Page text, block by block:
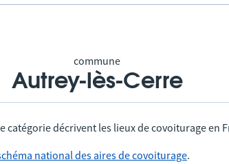
commune
Autrey-lès-Cerre
catégorie décrivent les lieux de covoiturage en
national des aires de covoiturage.